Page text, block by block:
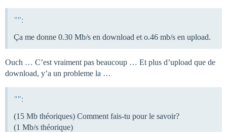
"":
Ça me donne 0.30 Mb/s en download et o.46 mb/s en upload.
Ouch … C’est vraiment pas beaucoup … Et plus d’upload que de
download, y’a un probleme la …
"":
(15 Mb théoriques) Comment fais-tu pour le savoir?
(1 Mb/s théorique)